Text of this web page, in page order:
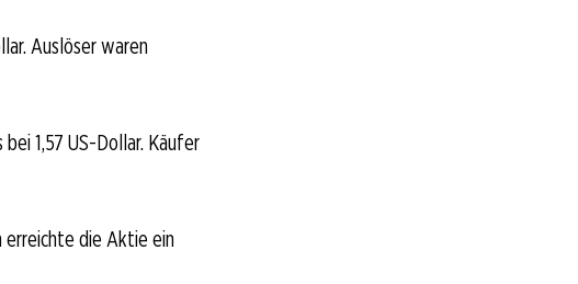
Auslöser waren
1,57 US-Dollar. Käufer
erreichte die Aktie ein